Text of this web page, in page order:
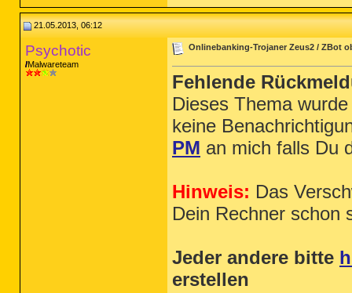
21.05.2013, 06:12
Psychotic
Malwareteam
Onlinebanking-Trojaner Zeus2 / ZBot
Fehlende
Dieses Thema
keine
PM an mich falls Du
Hinweis: Das
Dein Rechner schon
Jeder andere bitte
erstellen